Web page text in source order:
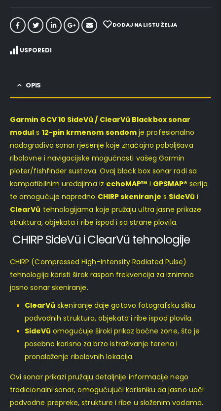
DODAJ NA LISTU ŽELJA
USPOREDI
OPIS
Garmin GCV 10 SideVü / ClearVü Blackbox sonar
modul s 12-pin krmenom sondom je profesionalno
nadogradivo sonar rješenje koje značajno poboljšava
ribolovne i navigacijske mogućnosti vašeg Garmin
ploter/fishfinder sustava. Ovaj black box sonar radi sa
kompatibilnim uređajima iz echoMAP™ i GPSMAP® serija
te omogućuje napredno CHIRP skeniranje s SideVü i
ClearVü tehnologijama koje pružaju ultra jasne prikaze
struktura, objekata i ribe ispod i sa strane plovila.
CHIRP SideVü i ClearVü tehnologije
CHIRP (Compressed High-Intensity Radiated Pulse)
tehnologija koristi širok raspon frekvencija za iznimno
jasno sonar skeniranje.
ClearVü skeniranje daje gotovo fotografsku sliku
podvodnih struktura, objekata i ribe ispod plovila.
SideVü omogućuje široki prikaz bočne zone, što je
posebno korisno za brzo istraživanje terena i
pronalaženje ribolovnih lokacija.
Ovi sonar prikazi pružaju detaljnije informacije nego
tradicionalni sonar, omogućujući korisniku da jasno uoči
podvodne prepreke, strukture i ribe u složenim vodama.